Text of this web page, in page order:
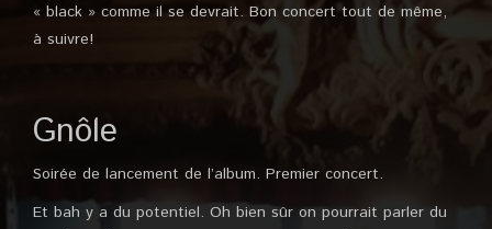
« black » comme il se devrait. Bon concert tout de même,
à suivre!
Gnôle
Soirée de lancement de l’album. Premier concert.
Et bah y a du potentiel. Oh bien sûr on pourrait parler du